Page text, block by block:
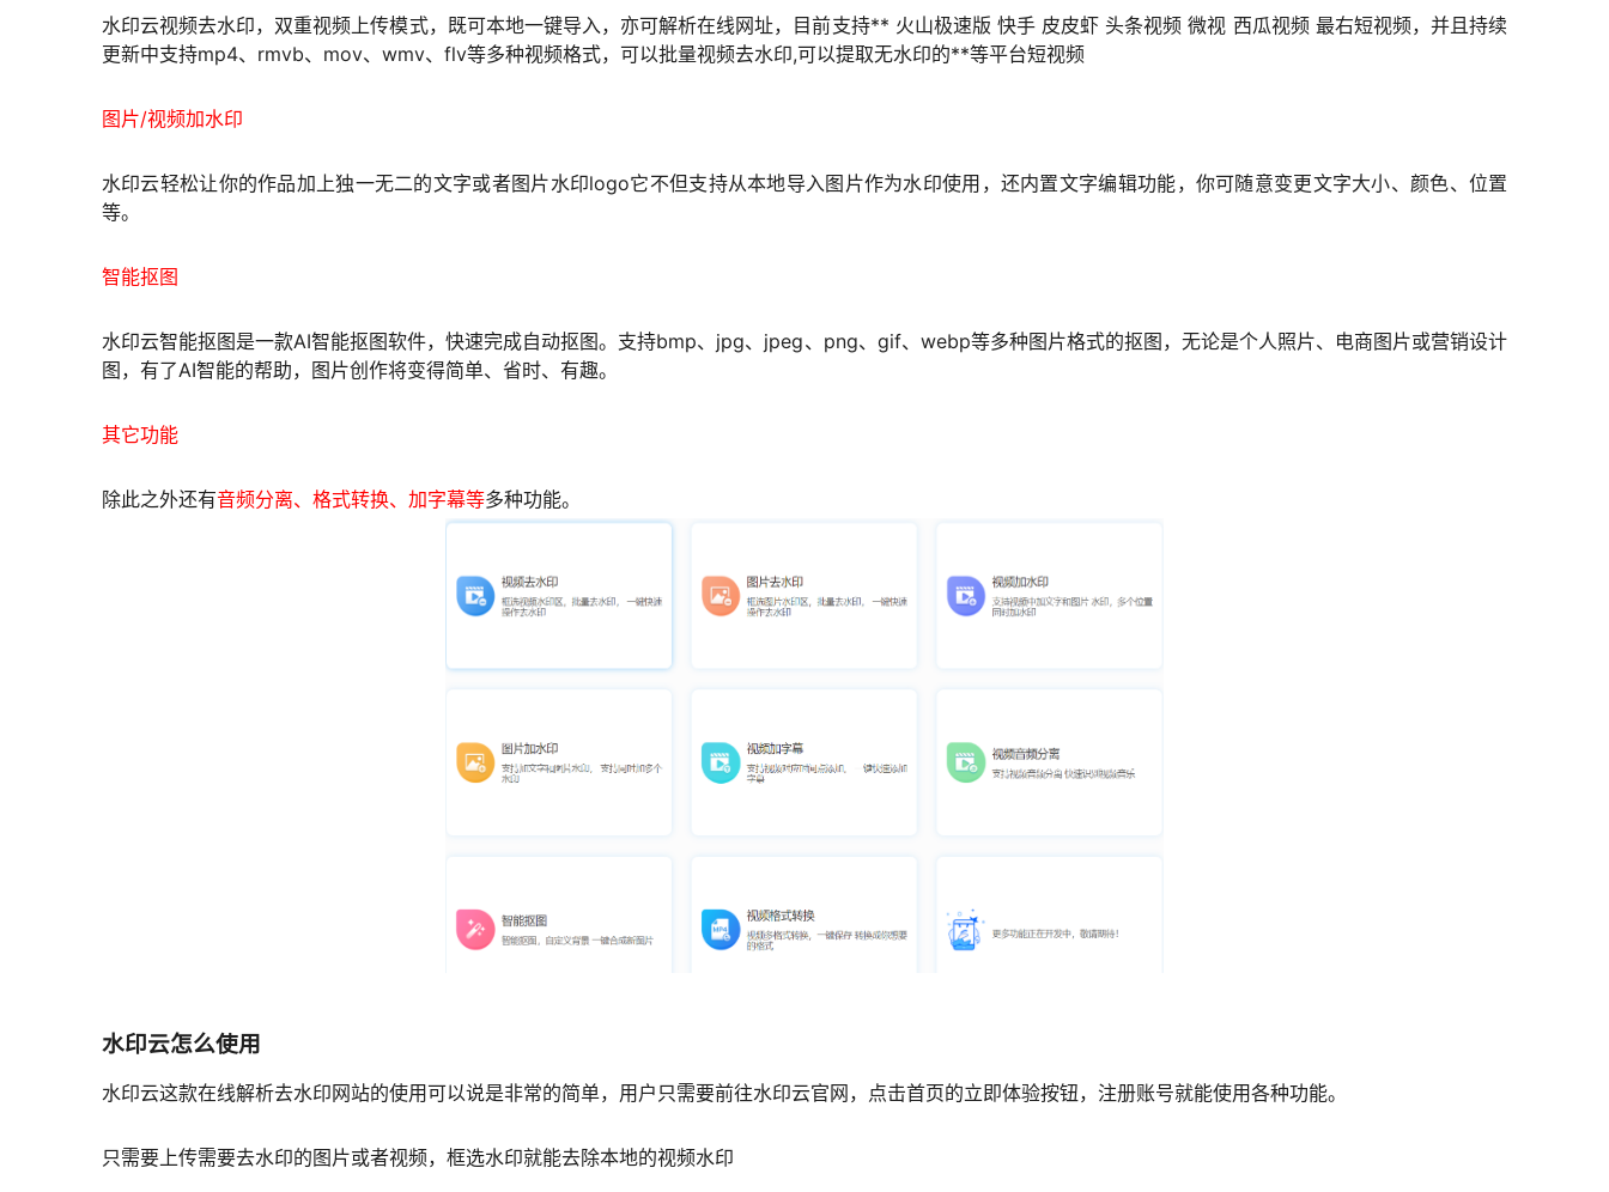
水印云视频去水印，双重视频上传模式，既可本地一键导入，亦可解析在线网址，目前支持** 火山极速版 快手 皮皮虾 头条视频 微视 西瓜视频 最右短视频，并且持续
更新中支持mp4、rmvb、mov、wmv、flv等多种视频格式，可以批量视频去水印,可以提取无水印的**等平台短视频
图片/视频加水印
水印云轻松让你的作品加上独一无二的文字或者图片水印logo它不但支持从本地导入图片作为水印使用，还内置文字编辑功能，你可随意变更文字大小、颜色、位置
等。
智能抠图
水印云智能抠图是一款AI智能抠图软件，快速完成自动抠图。支持bmp、jpg、jpeg、png、gif、webp等多种图片格式的抠图，无论是个人照片、电商图片或营销设计
图，有了AI智能的帮助，图片创作将变得简单、省时、有趣。
其它功能
除此之外还有音频分离、格式转换、加字幕等多种功能。
水印云怎么使用
水印云这款在线解析去水印网站的使用可以说是非常的简单，用户只需要前往水印云官网，点击首页的立即体验按钮，注册账号就能使用各种功能。
只需要上传需要去水印的图片或者视频，框选水印就能去除本地的视频水印